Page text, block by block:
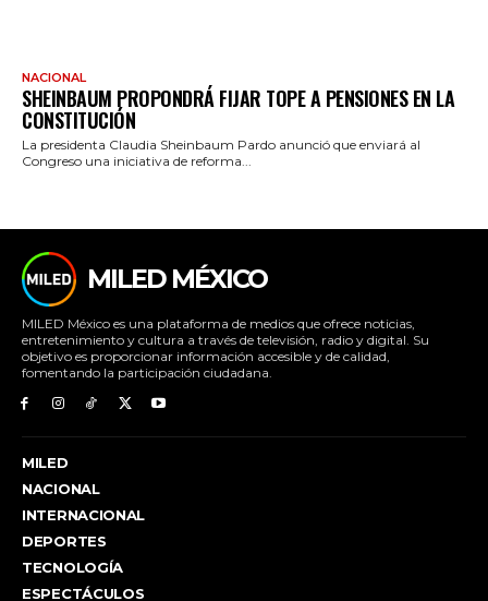
NACIONAL
SHEINBAUM PROPONDRÁ FIJAR TOPE A PENSIONES EN LA
CONSTITUCIÓN
La presidenta Claudia Sheinbaum Pardo anunció que enviará al
Congreso una iniciativa de reforma...
MILED MÉXICO
MILED México es una plataforma de medios que ofrece noticias,
entretenimiento y cultura a través de televisión, radio y digital. Su
objetivo es proporcionar información accesible y de calidad,
fomentando la participación ciudadana.
MILED
NACIONAL
INTERNACIONAL
DEPORTES
TECNOLOGÍA
ESPECTÁCULOS